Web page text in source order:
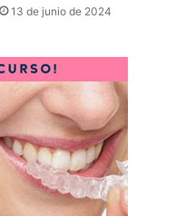
13 de junio de 2024